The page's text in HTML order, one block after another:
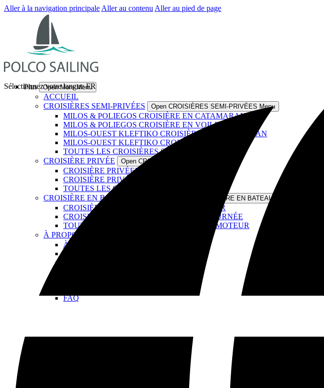
Aller à la navigation principale Aller au contenu Aller au pied de page
Plus Open More Menu
ACCUEIL
CROISIÈRES SEMI-PRIVÉES
Open CROISIÈRES SEMI-PRIVÉES Menu
MILOS & POLIEGOS CROISIÈRE EN CATAMARAN
MILOS & POLIEGOS CROISIÈRE EN VOILE
MILOS-OUEST KLEFTIKO CROISIÈRE EN CATAMARAN
MILOS-OUEST KLEFTIKO CROISIÈRE EN VOILE
TOUTES LES CROISIÈRES SEMI-PRIVÉES
CROISIÈRE PRIVÉE
Open CROISIÈRE PRIVÉE Menu
CROISIÈRE PRIVÉEEN CATAMARAN
CROISIÈRE PRIVÉE EN VOILIER
TOUTES LES CROISIÈRES PRIVÉES
CROISIÈRE EN BATEAU À MOTEUR
Open CROISIÈRE EN BATEAU À MOTEUR Menu
CROISIÈRE PRIVÉE EN BATEAU À MOTEUR
CROISIÈRE SEMI-PRIVÉE D'UNE DEMI-JOURNÉE
TOUTES LES CROISIÈRES EN BATEAU À MOTEUR
À PROPOS
À PROPOS DE NOUS
FAQ
Sélectionnez votre langue FR